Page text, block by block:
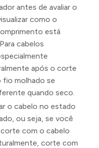
antes de avaliar o
como o
está
cabelos
após o corte
fio molhado se
quando seco.
o cabelo no estado
ou seja, se você
com o cabelo
corte com